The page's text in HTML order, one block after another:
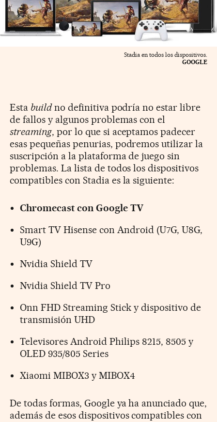
Stadia en todos los dispositivos.
GOOGLE
Esta buildno definitiva podría no estar libre
de fallos y algunos problemas con el
streaming, por lo que si aceptamos padecer
esas pequeñas penurias, podremos utilizar la
suscripción a la plataforma de juego sin
problemas. La lista de todos los dispositivos
compatibles con Stadia es la siguiente:
Chromecast con Google TV
Smart TV Hisense con Android (U7G, U8G,
U9G)
Nvidia Shield TV
Nvidia Shield TV Pro
Onn FHD Streaming Stick y dispositivo de
transmisión UHD
Televisores Android Philips 8215, 8505 y
OLED 935/805 Series
Xiaomi MIBOX3 y MIBOX4
De todas formas, Google ya ha anunciado que,
además de esos dispositivos compatibles con